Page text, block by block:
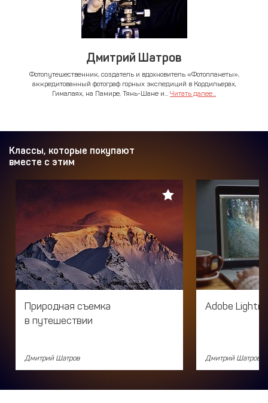
Дмитрий Шатров
Фотопутешественник, создатель и вдохновитель «Фотопланеты»,
аккредитованный фотограф горных экспедиций в Кордильерах,
Гималаях, на Памире, Тянь-Шане и... Читать далее...
Классы, которые покупают
вместе с этим
Природная съемка
в путешествии
Дмитрий Шатров
Adobe
Дмитрий Шатров